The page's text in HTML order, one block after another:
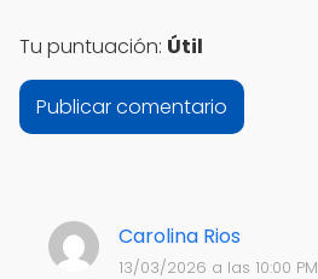
Carolina Rios
13/03/2026 a las 10:00 PM
Tu puntuación: Útil